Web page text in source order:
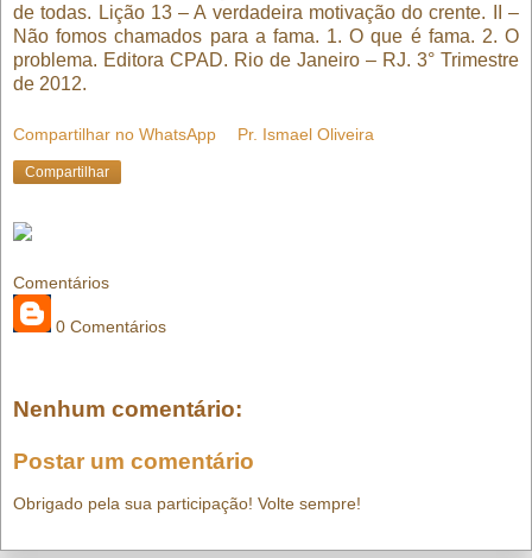
de todas. Lição 13 – A verdadeira motivação do crente. II –
Não fomos chamados para a fama. 1. O que é fama. 2. O
problema. Editora CPAD. Rio de Janeiro – RJ. 3° Trimestre
de 2012.
Compartilhar no WhatsApp Pr. Ismael Oliveira
Compartilhar
Comentários
0 Comentários
Nenhum comentário:
Postar um comentário
Obrigado pela sua participação! Volte sempre!